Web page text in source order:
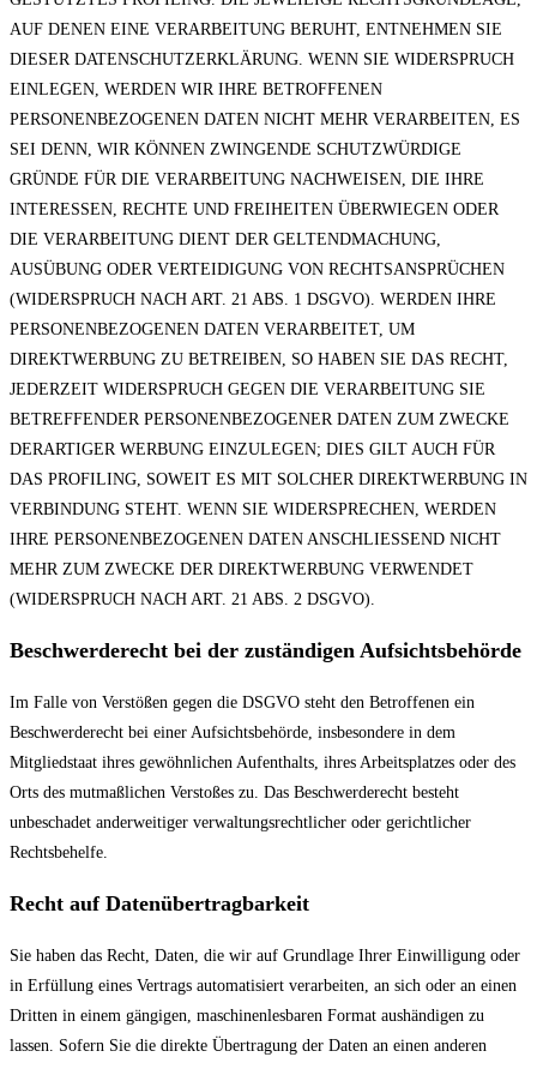
AUF DENEN EINE VERARBEITUNG BERUHT, ENTNEHMEN SIE
DIESER DATENSCHUTZERKLÄRUNG. WENN SIE WIDERSPRUCH
EINLEGEN, WERDEN WIR IHRE BETROFFENEN
PERSONENBEZOGENEN DATEN NICHT MEHR VERARBEITEN, ES
SEI DENN, WIR KÖNNEN ZWINGENDE SCHUTZWÜRDIGE
GRÜNDE FÜR DIE VERARBEITUNG NACHWEISEN, DIE IHRE
INTERESSEN, RECHTE UND FREIHEITEN ÜBERWIEGEN ODER
DIE VERARBEITUNG DIENT DER GELTENDMACHUNG,
AUSÜBUNG ODER VERTEIDIGUNG VON RECHTSANSPRÜCHEN
(WIDERSPRUCH NACH ART. 21 ABS. 1 DSGVO). WERDEN IHRE
PERSONENBEZOGENEN DATEN VERARBEITET, UM
DIREKTWERBUNG ZU BETREIBEN, SO HABEN SIE DAS RECHT,
JEDERZEIT WIDERSPRUCH GEGEN DIE VERARBEITUNG SIE
BETREFFENDER PERSONENBEZOGENER DATEN ZUM ZWECKE
DERARTIGER WERBUNG EINZULEGEN; DIES GILT AUCH FÜR
DAS PROFILING, SOWEIT ES MIT SOLCHER DIREKTWERBUNG IN
VERBINDUNG STEHT. WENN SIE WIDERSPRECHEN, WERDEN
IHRE PERSONENBEZOGENEN DATEN ANSCHLIESSEND NICHT
MEHR ZUM ZWECKE DER DIREKTWERBUNG VERWENDET
(WIDERSPRUCH NACH ART. 21 ABS. 2 DSGVO).
Beschwerde­recht bei der zuständigen Aufsichts­behörde
Im Falle von Verstößen gegen die DSGVO steht den Betroffenen ein
Beschwerderecht bei einer Aufsichtsbehörde, insbesondere in dem
Mitgliedstaat ihres gewöhnlichen Aufenthalts, ihres Arbeitsplatzes oder des
Orts des mutmaßlichen Verstoßes zu. Das Beschwerderecht besteht
unbeschadet anderweitiger verwaltungsrechtlicher oder gerichtlicher
Rechtsbehelfe.
Recht auf Daten­übertrag­barkeit
Sie haben das Recht, Daten, die wir auf Grundlage Ihrer Einwilligung oder
in Erfüllung eines Vertrags automatisiert verarbeiten, an sich oder an einen
Dritten in einem gängigen, maschinenlesbaren Format aushändigen zu
lassen. Sofern Sie die direkte Übertragung der Daten an einen anderen